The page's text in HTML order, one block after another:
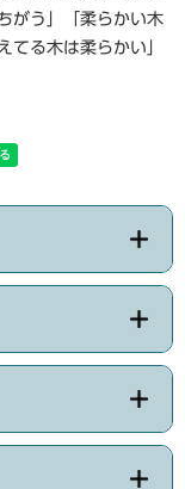
がう」「柔らかい木
てる木は柔らかい」